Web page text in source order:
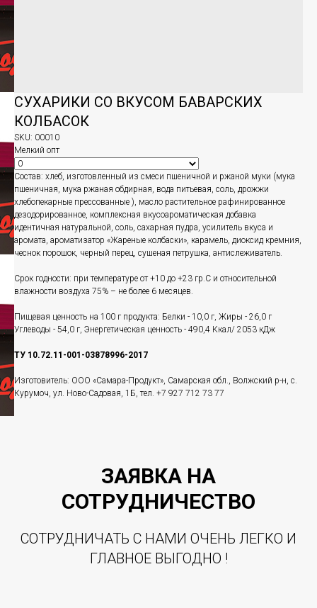
СУХАРИКИ СО ВКУСОМ БАВАРСКИХ
КОЛБАСОК
SKU: 00010
Мелкий опт
Состав: хлеб, изготовленный из смеси пшеничной и ржаной муки (мука
пшеничная, мука ржаная обдирная, вода питьевая, соль, дрожжи
хлебопекарные прессованные ), масло растительное рафинированное
дезодорированное, комплексная вкусоароматическая добавка
идентичная натуральной, соль, сахарная пудра, усилитель вкуса и
аромата, ароматизатор «Жареные колбаски», карамель, диоксид кремния,
чеснок порошок, черный перец, сушеная петрушка, антислеживатель.
Срок годности: при температуре от +10 до +23 гр.С и относительной
влажности воздуха 75% – не более 6 месяцев.
Пищевая ценность на 100 г продукта: Белки - 10,0 г, Жиры - 26,0 г
Углеводы - 54,0 г, Энергетическая ценность - 490,4 Ккал/ 2053 кДж
ТУ 10.72.11-001-03878996-2017
Изготовитель: ООО «Самара-Продукт», Самарская обл., Волжский р-н, с.
Курумоч, ул. Ново-Садовая, 1Б, тел. +7 927 712 73 77
ЗАЯВКА НА
СОТРУДНИЧЕСТВО
СОТРУДНИЧАТЬ С НАМИ ОЧЕНЬ ЛЕГКО И
ГЛАВНОЕ ВЫГОДНО !